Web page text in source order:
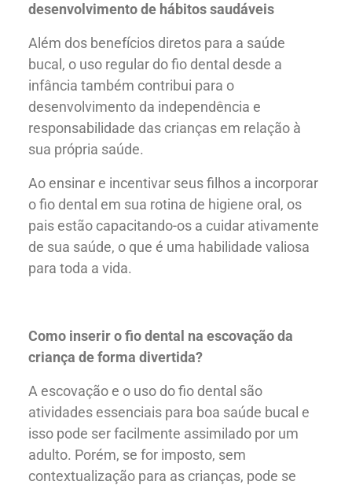
desenvolvimento de hábitos saudáveis
Além dos benefícios diretos para a saúde
bucal, o uso regular do fio dental desde a
infância também contribui para o
desenvolvimento da independência e
responsabilidade das crianças em relação à
sua própria saúde.
Ao ensinar e incentivar seus filhos a incorporar
o fio dental em sua rotina de higiene oral, os
pais estão capacitando-os a cuidar ativamente
de sua saúde, o que é uma habilidade valiosa
para toda a vida.
Como inserir o fio dental na escovação da
criança de forma divertida?
A escovação e o uso do fio dental são
atividades essenciais para boa saúde bucal e
isso pode ser facilmente assimilado por um
adulto. Porém, se for imposto, sem
contextualização para as crianças, pode se